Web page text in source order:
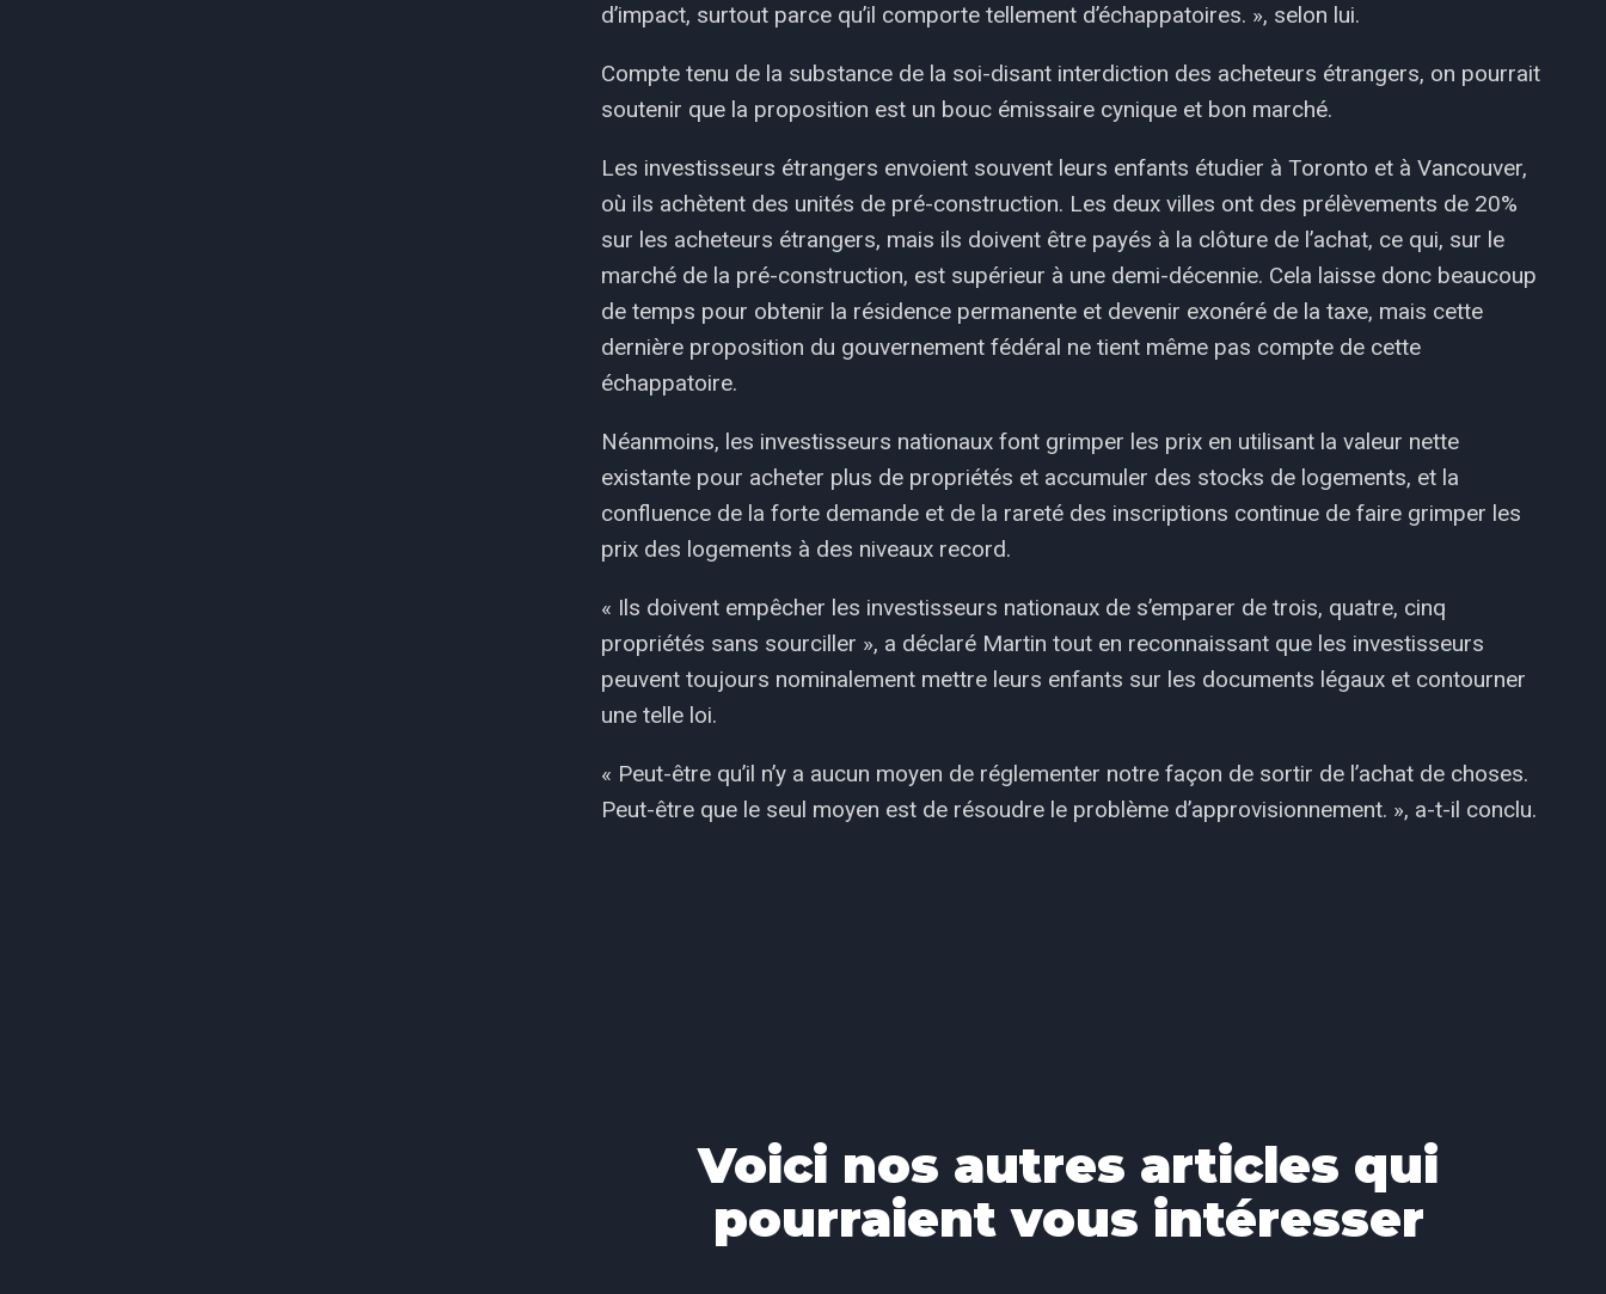
d’impact, surtout parce qu’il comporte tellement d’échappatoires. », selon lui.
Compte tenu de la substance de la soi-disant interdiction des acheteurs étrangers, on pourrait
soutenir que la proposition est un bouc émissaire cynique et bon marché.
Les investisseurs étrangers envoient souvent leurs enfants étudier à Toronto et à Vancouver,
où ils achètent des unités de pré-construction. Les deux villes ont des prélèvements de 20%
sur les acheteurs étrangers, mais ils doivent être payés à la clôture de l’achat, ce qui, sur le
marché de la pré-construction, est supérieur à une demi-décennie. Cela laisse donc beaucoup
de temps pour obtenir la résidence permanente et devenir exonéré de la taxe, mais cette
dernière proposition du gouvernement fédéral ne tient même pas compte de cette
échappatoire.
Néanmoins, les investisseurs nationaux font grimper les prix en utilisant la valeur nette
existante pour acheter plus de propriétés et accumuler des stocks de logements, et la
confluence de la forte demande et de la rareté des inscriptions continue de faire grimper les
prix des logements à des niveaux record.
« Ils doivent empêcher les investisseurs nationaux de s’emparer de trois, quatre, cinq
propriétés sans sourciller », a déclaré Martin tout en reconnaissant que les investisseurs
peuvent toujours nominalement mettre leurs enfants sur les documents légaux et contourner
une telle loi.
« Peut-être qu’il n’y a aucun moyen de réglementer notre façon de sortir de l’achat de choses.
Peut-être que le seul moyen est de résoudre le problème d’approvisionnement. », a-t-il conclu.
Voici nos autres articles qui
pourraient vous intéresser